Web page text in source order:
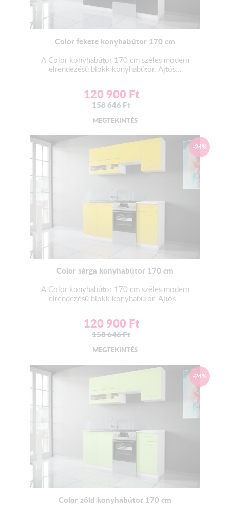
Color fekete konyhabútor 170 cm
A Color konyhabútor 170 cm széles modern
elrendezésű blokk konyhabútor. Ajtós...
120 900 Ft
158 646Ft
MEGTEKINTÉS
-24%
Color sárga konyhabútor 170 cm
A Color konyhabútor 170 cm széles modern
elrendezésű blokk konyhabútor. Ajtós...
120 900 Ft
158 646Ft
MEGTEKINTÉS
-24%
Color zöld konyhabútor 170 cm